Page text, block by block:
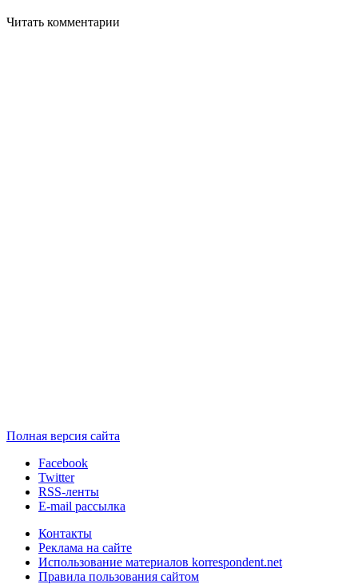
Читать комментарии
Полная версия сайта
Facebook
Twitter
RSS-ленты
E-mail рассылка
Контакты
Реклама на сайте
Использование материалов korrespondent.net
Правила пользования сайтом